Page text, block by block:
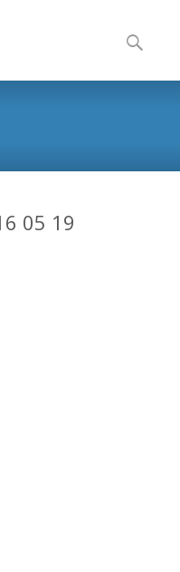
to
content
por:
05 19